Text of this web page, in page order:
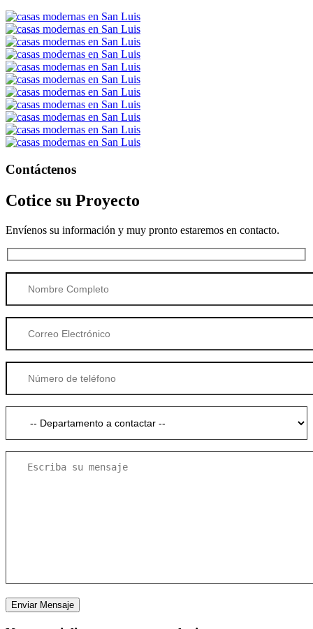
Contáctenos
Cotice su Proyecto
Envíenos su información y muy pronto estaremos en contacto.
Enviar Mensaje